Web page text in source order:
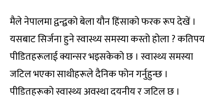
मैले नेपालमा द्वन्द्वको बेला यौन हिंसाको फरक रूप देखें ।
यसबाट सिर्जना हुने स्वास्थ्य समस्या कस्तो होला ? कतिपय
पीडितहरूलाई क्यान्सर भइसकेको छ । स्वास्थ्य समस्या
जटिल भएका साथीहरूले दैनिक फोन गर्नुहुन्छ ।
पीडितहरूको स्वास्थ्य अवस्था दयनीय र जटिल छ ।